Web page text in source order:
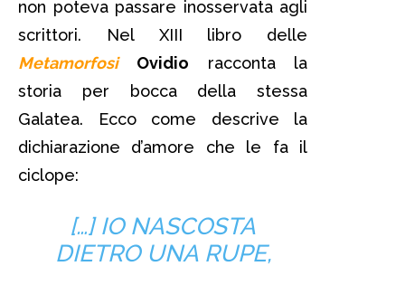
non poteva passare inosservata agli
scrittori. Nel XIII libro delle
Metamorfosi
Ovidio racconta la
storia per bocca della stessa
Galatea. Ecco come descrive la
dichiarazione d’amore che le fa il
ciclope:
[…] IO NASCOSTA
DIETRO UNA RUPE,